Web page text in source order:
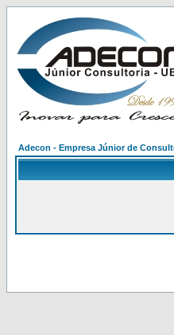
Adecon - Empresa Júnior de